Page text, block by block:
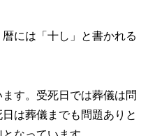
には「十し」と書かれる
す。受死日では葬儀は問
は葬儀までも問題ありと